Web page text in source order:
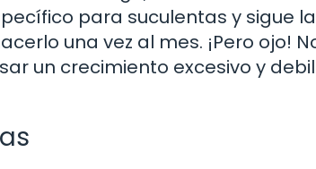
para suculentas y sigue
una vez al mes. ¡Pero ojo!
un crecimiento excesivo y